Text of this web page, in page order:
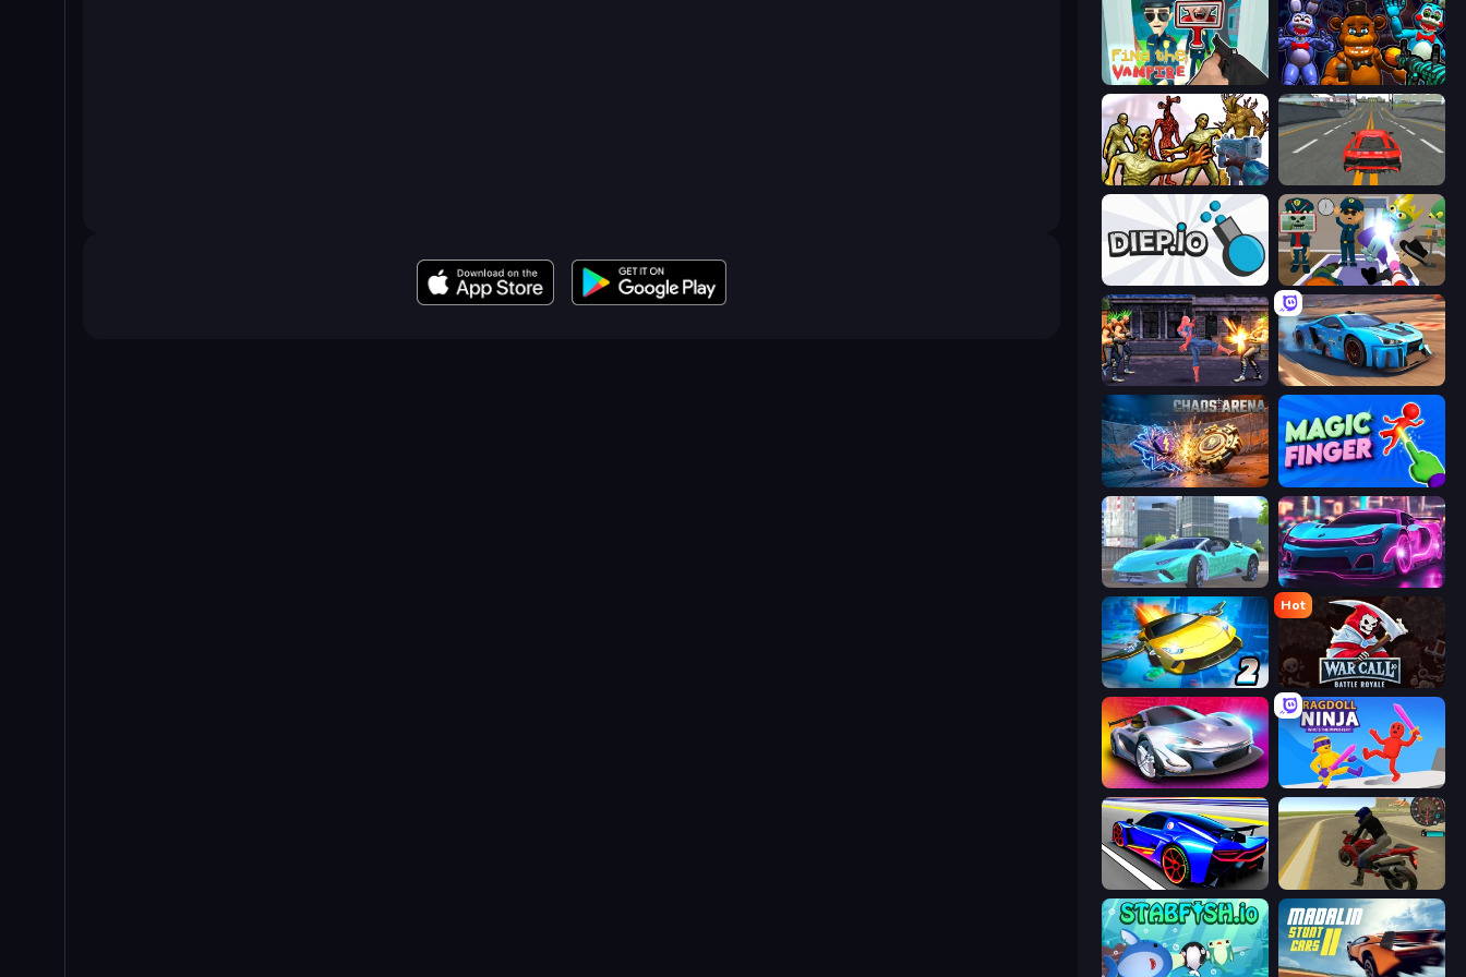
Find the Vampire FNaF Shooter
Monster Shooter Apocalypse Modern Car Racing 2
Diep.io Find The Alien
Spider Hero Street Fight Real Cars in City
Chaos Arena Magic Finger 3D
Real City Driver Cyber Cars Punk Racing 2
Ultimate Flying Car 2
Hot
WarCall.io
Grand Cyber City Ragdoll Ninja: Imposter Hero
Cyber Cars Punk Racing Moto Rider 3D